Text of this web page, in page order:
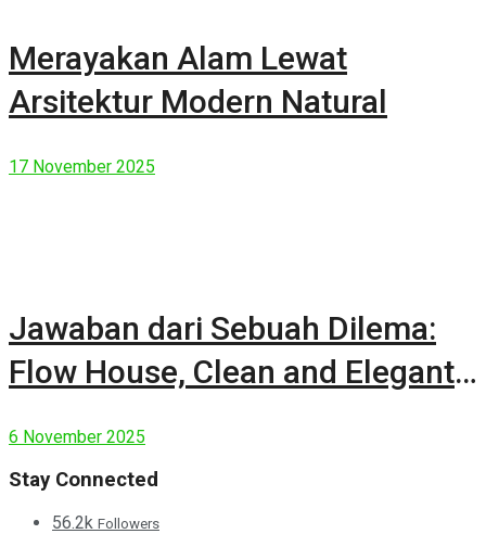
Merayakan Alam Lewat
Arsitektur Modern Natural
17 November 2025
Jawaban dari Sebuah Dilema:
Flow House, Clean and Elegant
6 November 2025
Stay Connected
56.2k Followers